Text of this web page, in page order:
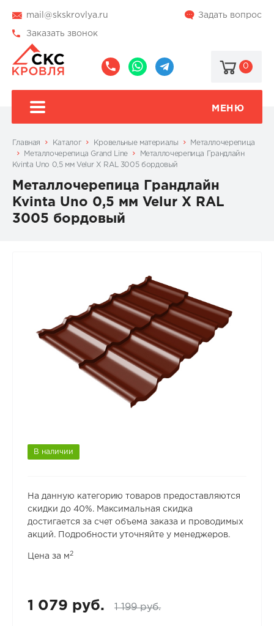
mail@skskrovlya.ru Задать вопрос
Заказать звонок
0
МЕНЮ
Главная Каталог Кровельные материалы
Металлочерепица
Металлочерепица Grand Line
Металлочерепица Грандлайн
Kvinta Uno 0,5 мм Velur X RAL 3005 бордовый
Металлочерепица Грандлайн
Kvinta Uno 0,5 мм Velur X RAL
3005 бордовый
В наличии
На данную категорию товаров предоставляются
скидки до 40%. Максимальная скидка
достигается за счет объема заказа и проводимых
акций. Подробности уточняйте у менеджеров.
Цена за м 2
1 079 руб. 1 199 руб.